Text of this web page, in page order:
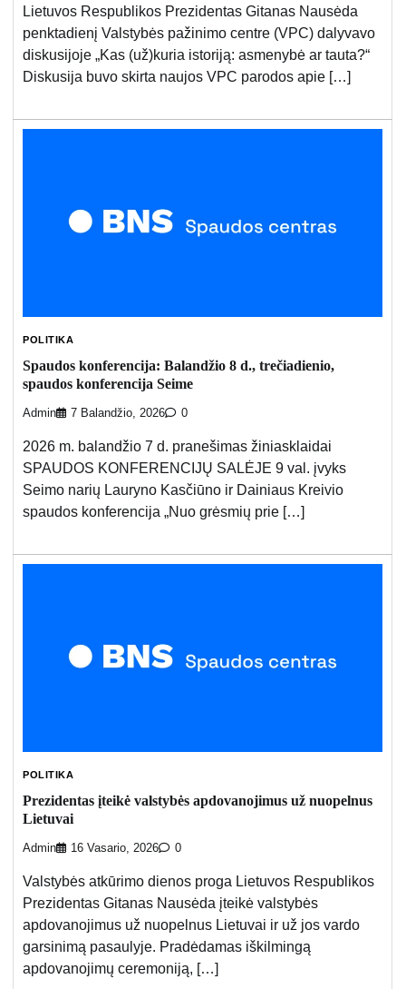
Lietuvos Respublikos Prezidentas Gitanas Nausėda
penktadienį Valstybės pažinimo centre (VPC) dalyvavo
diskusijoje „Kas (už)kuria istoriją: asmenybė ar tauta?“
Diskusija buvo skirta naujos VPC parodos apie […]
POLITIKA
Spaudos konferencija: Balandžio 8 d., trečiadienio,
spaudos konferencija Seime
Admin 7 Balandžio, 2026 0
2026 m. balandžio 7 d. pranešimas žiniasklaidai
SPAUDOS KONFERENCIJŲ SALĖJE 9 val. įvyks
Seimo narių Lauryno Kasčiūno ir Dainiaus Kreivio
spaudos konferencija „Nuo grėsmių prie […]
POLITIKA
Prezidentas įteikė valstybės apdovanojimus už nuopelnus
Lietuvai
Admin 16 Vasario, 2026 0
Valstybės atkūrimo dienos proga Lietuvos Respublikos
Prezidentas Gitanas Nausėda įteikė valstybės
apdovanojimus už nuopelnus Lietuvai ir už jos vardo
garsinimą pasaulyje. Pradėdamas iškilmingą
apdovanojimų ceremoniją, […]